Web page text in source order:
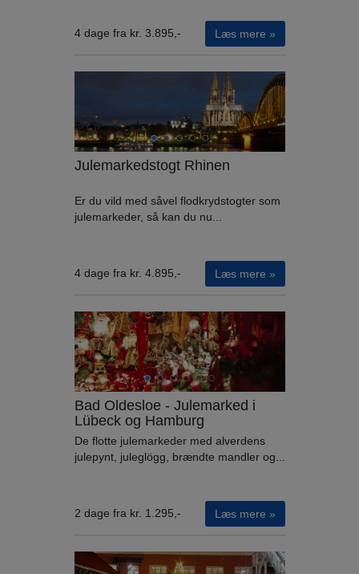
4 dage fra kr. 3.895,- Læs mere »
Julemarkedstogt Rhinen
Er du vild med såvel flodkrydstogter som
julemarkeder, så kan du nu...
4 dage fra kr. 4.895,- Læs mere »
Bad Oldesloe - Julemarked i
Lübeck og Hamburg
De flotte julemarkeder med alverdens
julepynt, juleglögg, brændte mandler og...
2 dage fra kr. 1.295,- Læs mere »